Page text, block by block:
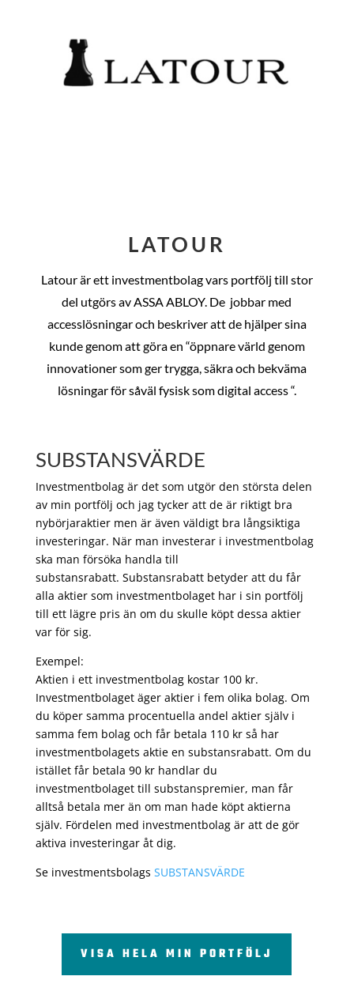
LATOUR
Latour är ett investmentbolag vars portfölj till stor
del utgörs av ASSA ABLOY. De jobbar med
accesslösningar och beskriver att de hjälper sina
kunde genom att göra en “öppnare värld genom
innovationer som ger trygga, säkra och bekväma
lösningar för såväl fysisk som digital access “.
SUBSTANSVÄRDE
Investmentbolag är det som utgör den största delen
av min portfölj och jag tycker att de är riktigt bra
nybörjaraktier men är även väldigt bra långsiktiga
investeringar. När man investerar i investmentbolag
ska man försöka handla till
substansrabatt. Substansrabatt betyder att du får
alla aktier som investmentbolaget har i sin portfölj
till ett lägre pris än om du skulle köpt dessa aktier
var för sig.
Exempel:
Aktien i ett investmentbolag kostar 100 kr.
Investmentbolaget äger aktier i fem olika bolag. Om
du köper samma procentuella andel aktier själv i
samma fem bolag och får betala 110 kr så har
investmentbolagets aktie en substansrabatt. Om du
istället får betala 90 kr handlar du
investmentbolaget till substanspremier, man får
alltså betala mer än om man hade köpt aktierna
själv. Fördelen med investmentbolag är att de gör
aktiva investeringar åt dig.
Se investmentsbolags SUBSTANSVÄRDE
VISA HELA MIN PORTFÖLJ